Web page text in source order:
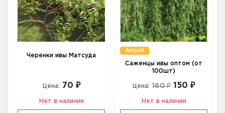
Черенки ивы Матсуда
Цена: 70 ₽
Нет в наличии
Акция
Саженцы ивы оптом (от
100шт)
Цена: 160 ₽ 150 ₽
Нет в наличии